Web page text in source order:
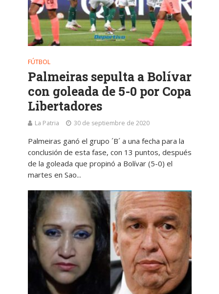
FÚTBOL
Palmeiras sepulta a Bolívar
con goleada de 5-0 por Copa
Libertadores
La Patria 30 de septiembre de 2020
Palmeiras ganó el grupo ´B´ a una fecha para la
conclusión de esta fase, con 13 puntos, después
de la goleada que propinó a Bolívar (5-0) el
martes en Sao...